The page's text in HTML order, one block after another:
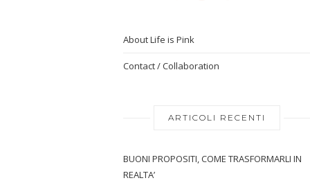
About Life is Pink
Contact / Collaboration
ARTICOLI RECENTI
BUONI PROPOSITI, COME TRASFORMARLI IN
REALTA’